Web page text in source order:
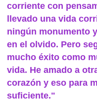
corriente con
llevado una vida
ningún monumento
en el olvido. Pero
mucho éxito como
vida. He amado a
corazón y eso para
suficiente."